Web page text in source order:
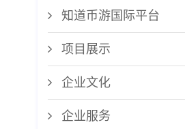
知道币游国际平台
项目展示
企业文化
企业服务